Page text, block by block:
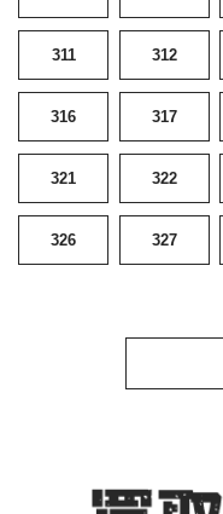
311 312
316 317
321 322
326 327